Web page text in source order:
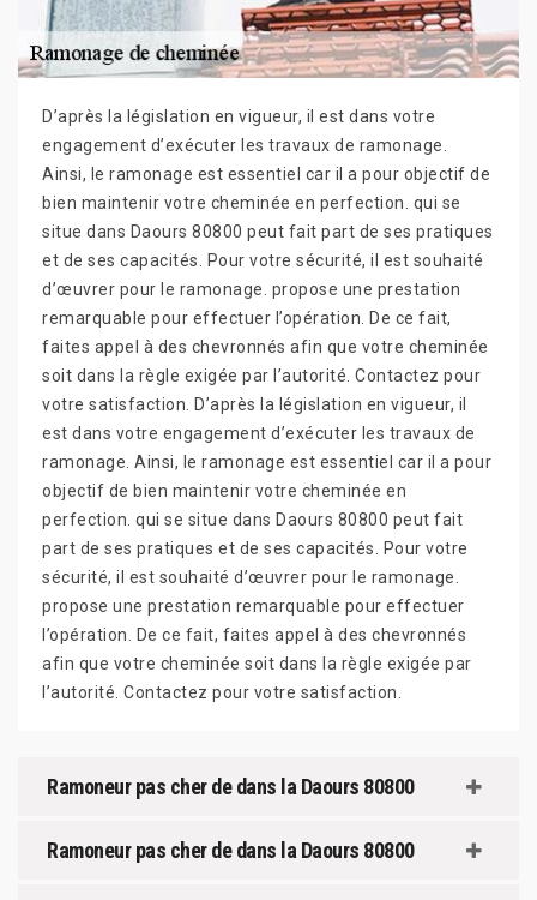
D’après la législation en vigueur, il est dans votre
engagement d’exécuter les travaux de ramonage.
Ainsi, le ramonage est essentiel car il a pour objectif de
bien maintenir votre cheminée en perfection. qui se
situe dans Daours 80800 peut fait part de ses pratiques
et de ses capacités. Pour votre sécurité, il est souhaité
d’œuvrer pour le ramonage. propose une prestation
remarquable pour effectuer l’opération. De ce fait,
faites appel à des chevronnés afin que votre cheminée
soit dans la règle exigée par l’autorité. Contactez pour
votre satisfaction. D’après la législation en vigueur, il
est dans votre engagement d’exécuter les travaux de
ramonage. Ainsi, le ramonage est essentiel car il a pour
objectif de bien maintenir votre cheminée en
perfection. qui se situe dans Daours 80800 peut fait
part de ses pratiques et de ses capacités. Pour votre
sécurité, il est souhaité d’œuvrer pour le ramonage.
propose une prestation remarquable pour effectuer
l’opération. De ce fait, faites appel à des chevronnés
afin que votre cheminée soit dans la règle exigée par
l’autorité. Contactez pour votre satisfaction.
Ramoneur pas cher de dans la Daours 80800
Ramoneur pas cher de dans la Daours 80800